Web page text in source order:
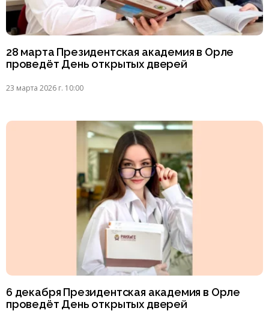
28 марта Президентская академия в Орле
проведёт День открытых дверей
23 марта 2026 г. 10:00
6 декабря Президентская академия в Орле
проведёт День открытых дверей